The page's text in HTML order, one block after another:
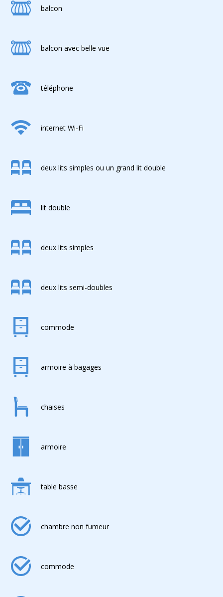
balcon
balcon avec belle vue
téléphone
internet Wi-Fi
deux lits simples ou un grand lit double
lit double
deux lits simples
deux lits semi-doubles
commode
armoire à bagages
chaises
armoire
table basse
chambre non fumeur
commode